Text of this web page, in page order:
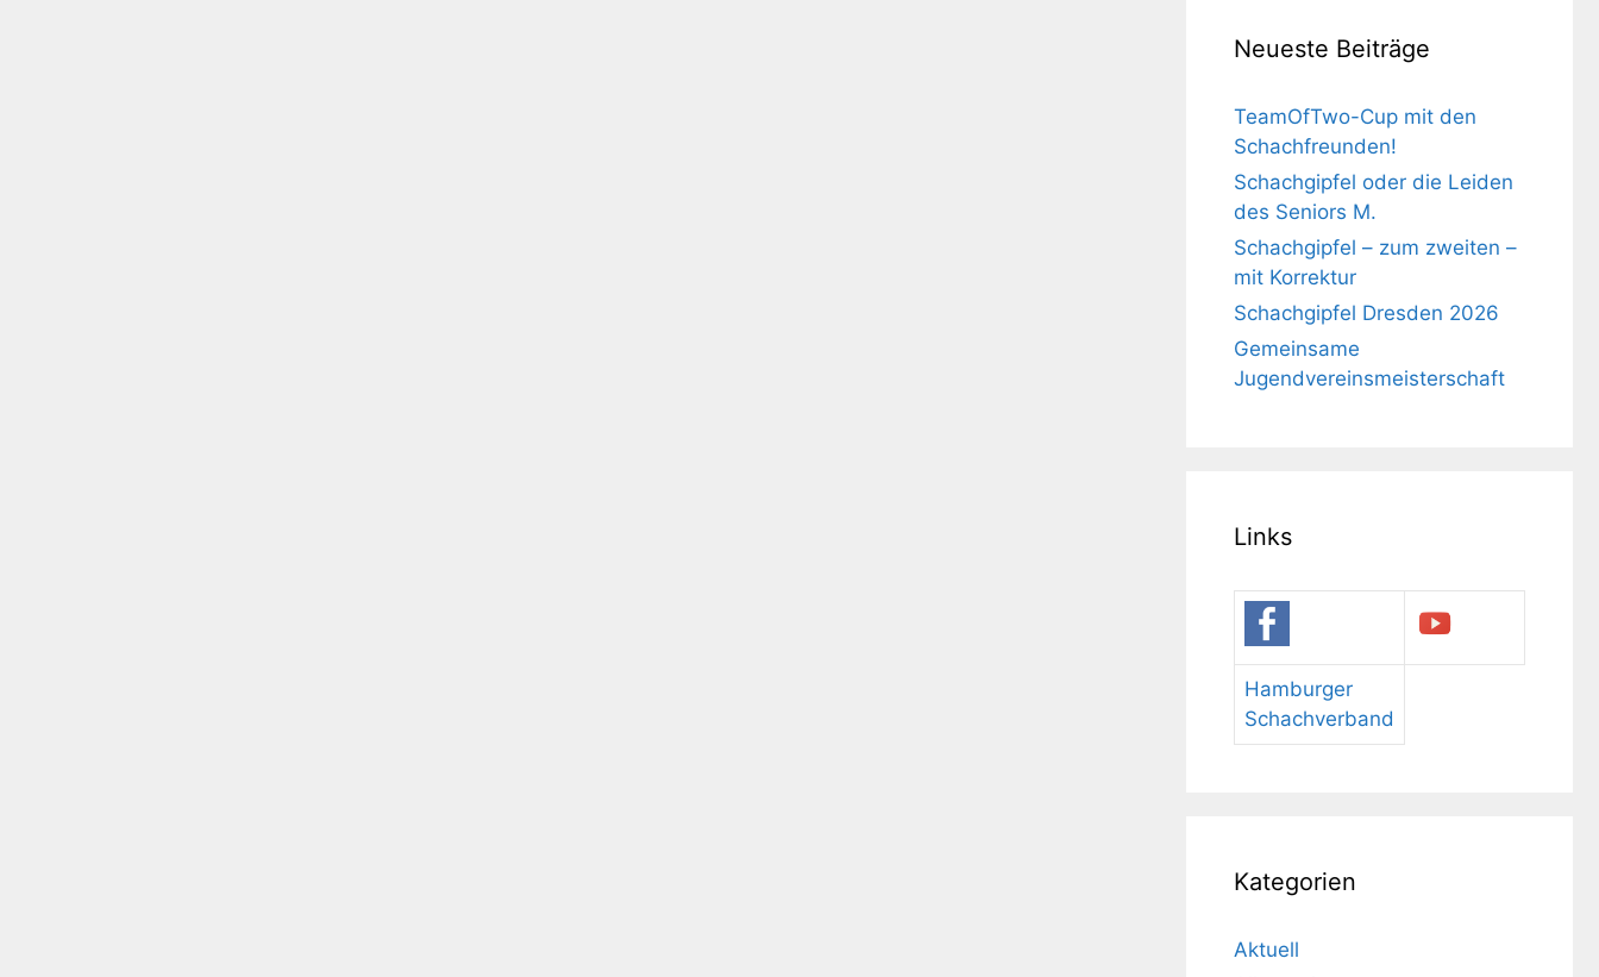
Neueste Beiträge
TeamOfTwo-Cup mit den
Schachfreunden!
Schachgipfel oder die Leiden
des Seniors M.
Schachgipfel – zum zweiten –
mit Korrektur
Schachgipfel Dresden 2026
Gemeinsame
Jugendvereinsmeisterschaft
Links
Hamburger
Schachverband
Kategorien
Aktuell